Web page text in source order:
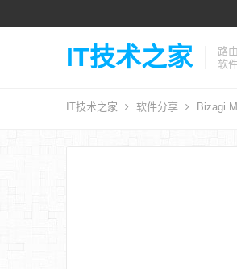
IT技术之家
路
软
IT技术之家 软件分享 Bizagi